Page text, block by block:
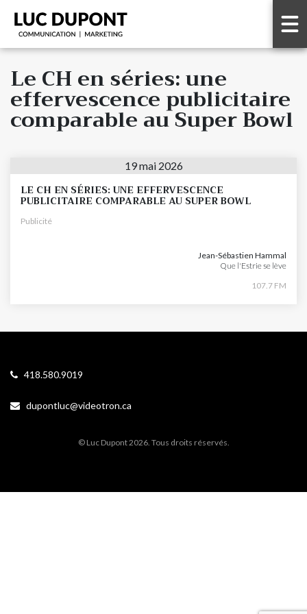
Le CH en séries: une
effervescence publicitaire
comparable au Super Bowl
19 mai 2026
LE CH EN SÉRIES: UNE EFFERVESCENCE
PUBLICITAIRE COMPARABLE AU SUPER BOWL
Publicité
Jean-Sébastien Hammal
Que l'Estrie se lève
107.7 FM
418.580.9019
dupontluc@videotron.ca
© Luc Dupont 2026. Tous droits réservés.